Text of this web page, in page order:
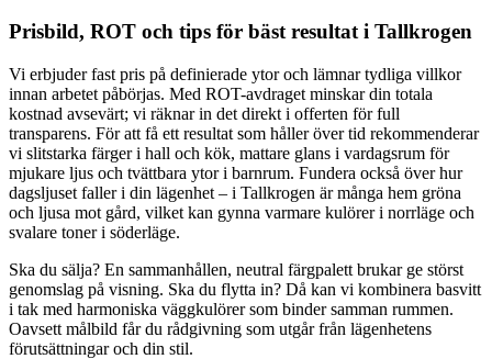
Prisbild, ROT och tips för bäst resultat i Tallkrogen
Vi erbjuder fast pris på definierade ytor och lämnar tydliga villkor
innan arbetet påbörjas. Med ROT-avdraget minskar din totala
kostnad avsevärt; vi räknar in det direkt i offerten för full
transparens. För att få ett resultat som håller över tid rekommenderar
vi slitstarka färger i hall och kök, mattare glans i vardagsrum för
mjukare ljus och tvättbara ytor i barnrum. Fundera också över hur
dagsljuset faller i din lägenhet – i Tallkrogen är många hem gröna
och ljusa mot gård, vilket kan gynna varmare kulörer i norrläge och
svalare toner i söderläge.
Ska du sälja? En sammanhållen, neutral färgpalett brukar ge störst
genomslag på visning. Ska du flytta in? Då kan vi kombinera basvitt
i tak med harmoniska väggkulörer som binder samman rummen.
Oavsett målbild får du rådgivning som utgår från lägenhetens
förutsättningar och din stil.